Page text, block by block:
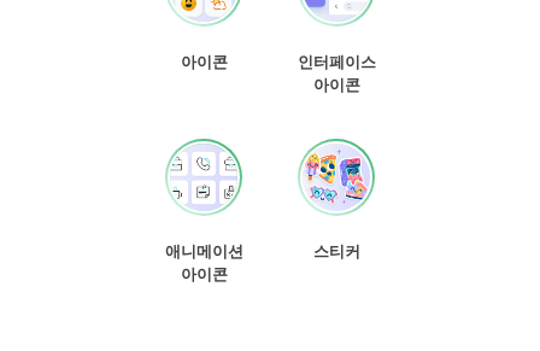
아이콘
인터페이스
아이콘
애니메이션
아이콘
스티커